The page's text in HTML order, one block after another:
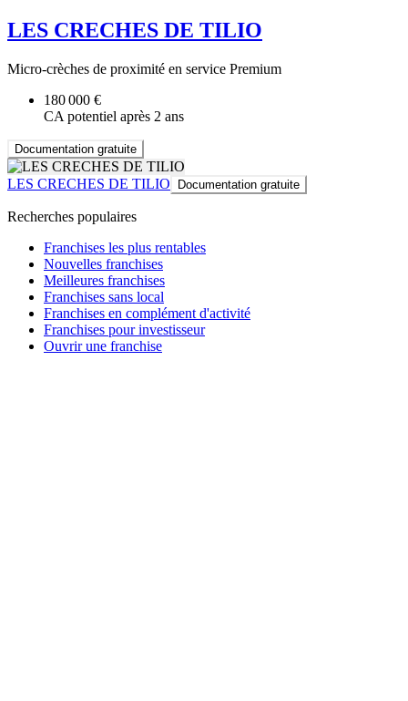
LES CRECHES DE TILIO
Micro-crèches de proximité en service Premium
180 000 €
CA potentiel après 2 ans
Documentation gratuite
LES CRECHES DE TILIO Documentation gratuite
Recherches populaires
Franchises les plus rentables
Nouvelles franchises
Meilleures franchises
Franchises sans local
Franchises en complément d'activité
Franchises pour investisseur
Ouvrir une franchise